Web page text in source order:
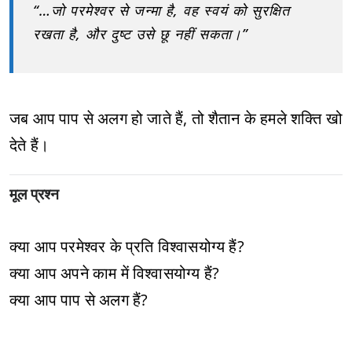
“…जो परमेश्वर से जन्मा है, वह स्वयं को सुरक्षित
रखता है, और दुष्ट उसे छू नहीं सकता।”
जब आप पाप से अलग हो जाते हैं, तो शैतान के हमले शक्ति खो
देते हैं।
मूल प्रश्न
क्या आप परमेश्वर के प्रति विश्वासयोग्य हैं?
क्या आप अपने काम में विश्वासयोग्य हैं?
क्या आप पाप से अलग हैं?